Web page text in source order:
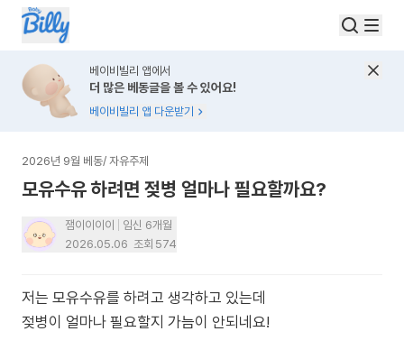
베이비빌리 앱에서
더 많은 베동글을 볼 수 있어요!
베이비빌리 앱 다운받기
2026년 9월 베동/ 자유주제
모유수유 하려면 젖병 얼마나 필요할까요?
잼이이이이
임신 6개월
2026.05.06 조회 574
저는 모유수유를 하려고 생각하고 있는데